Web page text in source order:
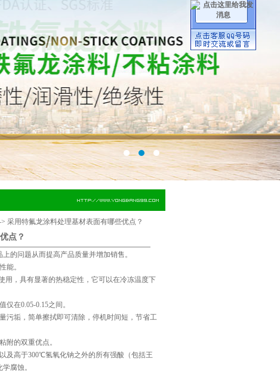
>采用特氟龙涂料处理基材表面有哪些优点？
点？
的问题从而提高产品质量并增加销售。
能。
用，具有显著的热稳定性，它可以在冷冻温度下
在0.05-0.15之间。
污垢，简单擦拭即可清除，停机时间短，节省工
附的双重优点。
及高于300℃氢氧化钠之外的所有强酸（包括王
腐蚀。